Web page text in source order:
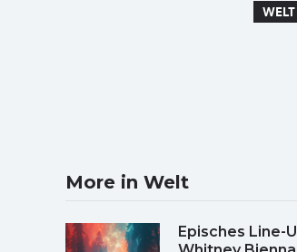
WELT
More in Welt
Episches Line-